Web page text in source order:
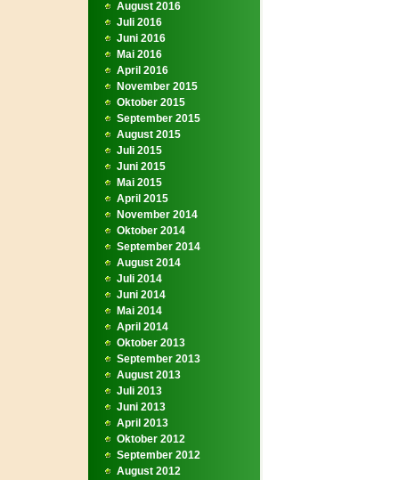
August 2016
Juli 2016
Juni 2016
Mai 2016
April 2016
November 2015
Oktober 2015
September 2015
August 2015
Juli 2015
Juni 2015
Mai 2015
April 2015
November 2014
Oktober 2014
September 2014
August 2014
Juli 2014
Juni 2014
Mai 2014
April 2014
Oktober 2013
September 2013
August 2013
Juli 2013
Juni 2013
April 2013
Oktober 2012
September 2012
August 2012